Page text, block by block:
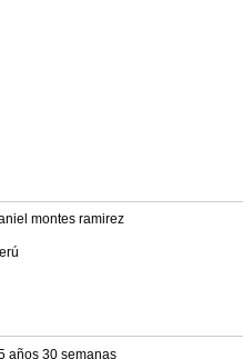
montes ramirez
años 30 semanas